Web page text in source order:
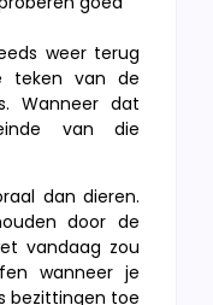
weer terug
teken van de
Wanneer dat
van die
dan dieren.
door de
vandaag zou
wanneer je
bezittingen toe